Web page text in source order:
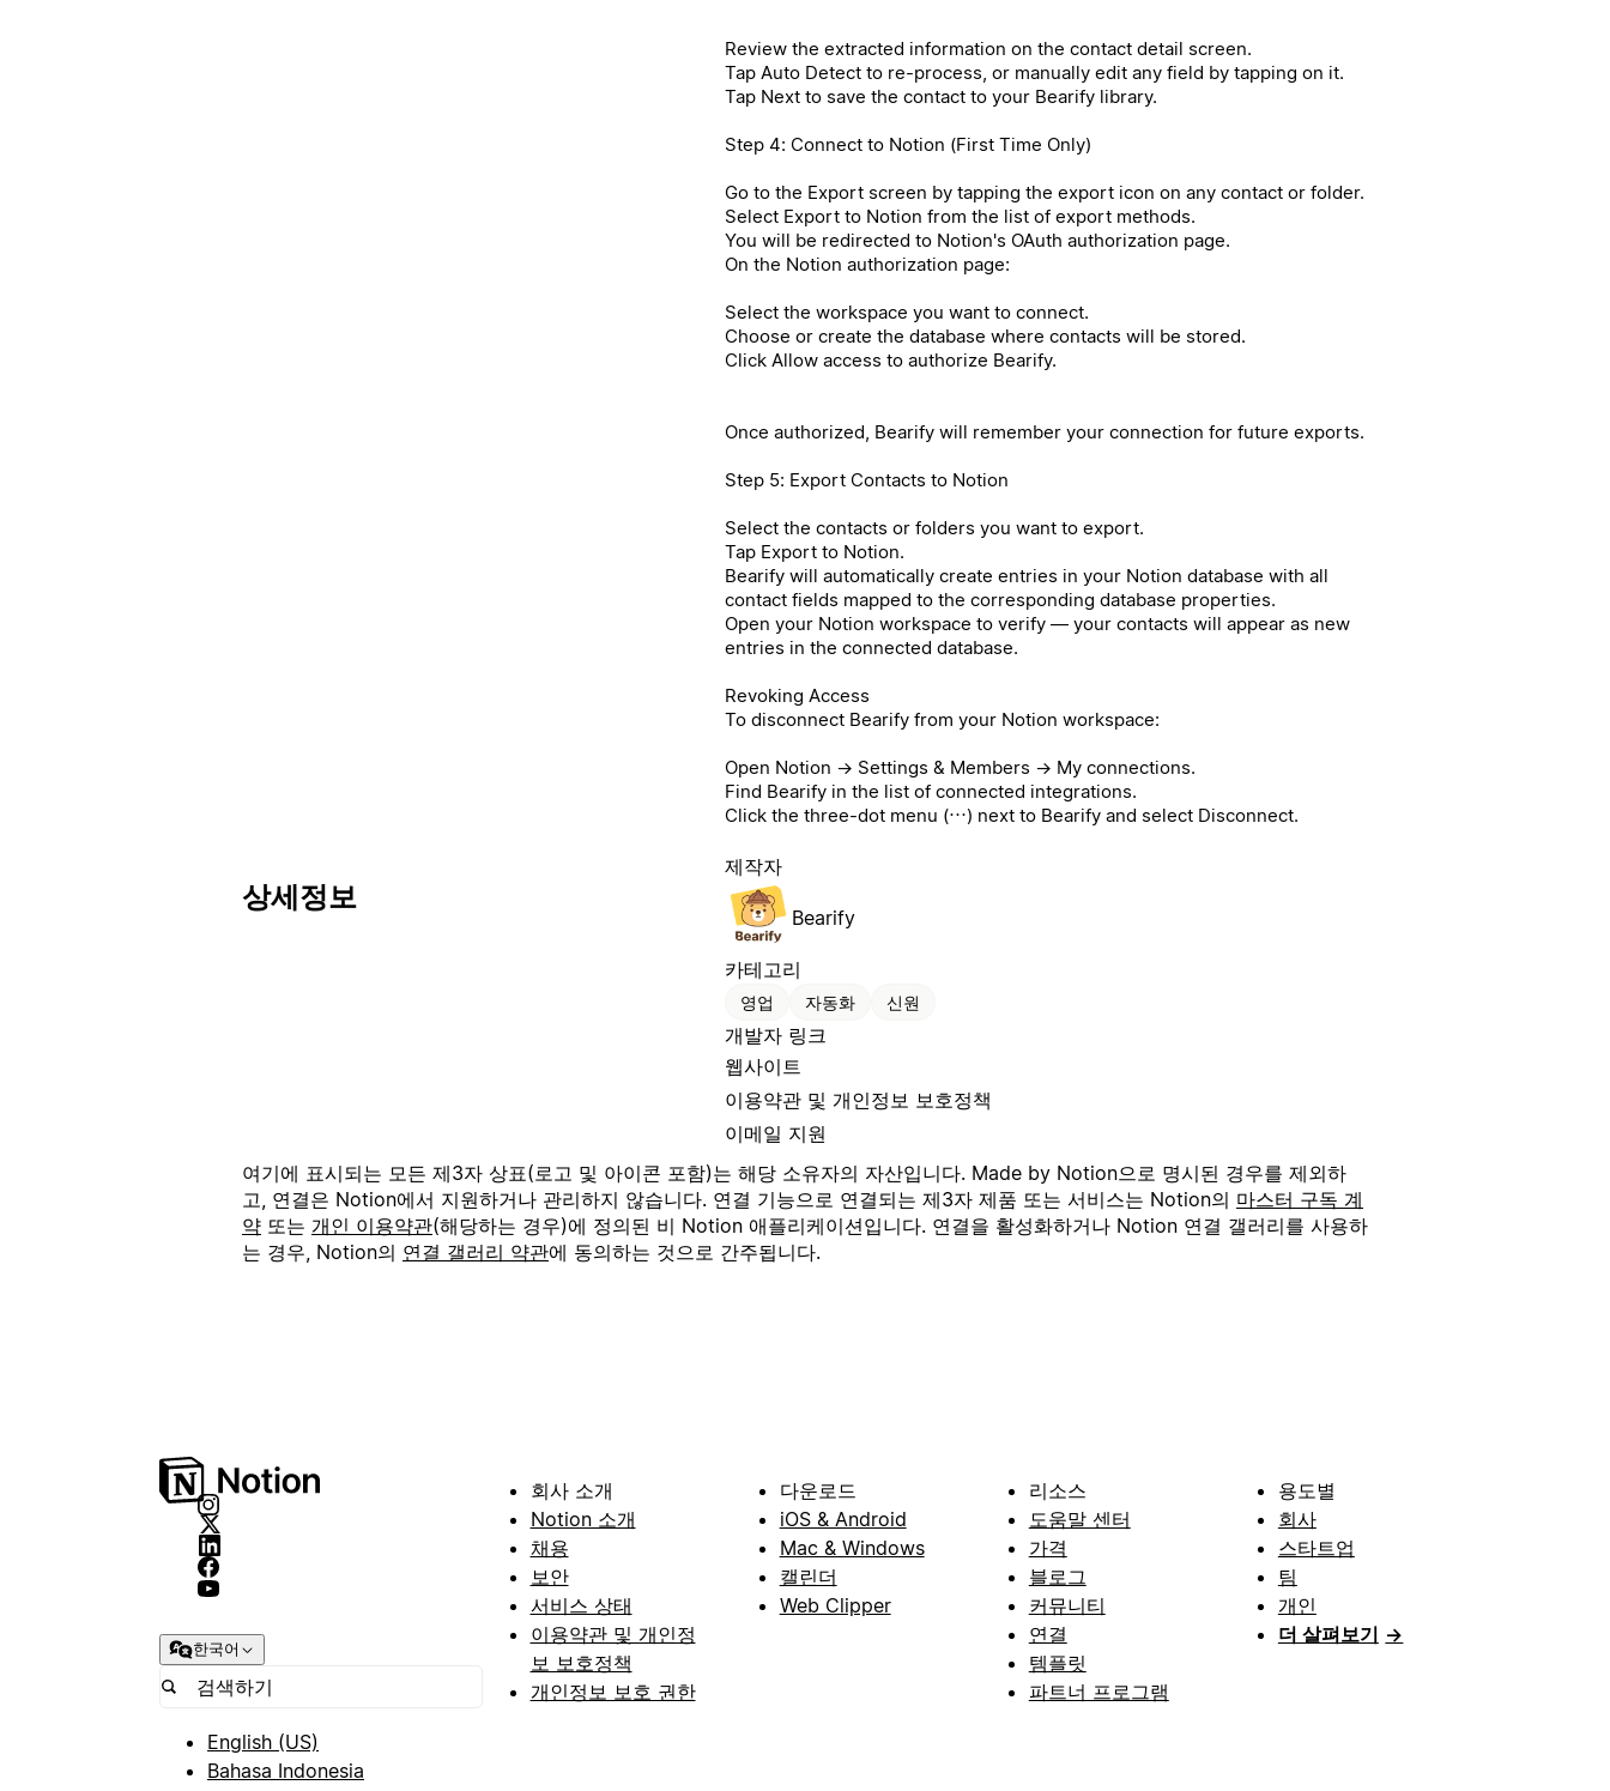
Review the extracted information on the contact detail screen.
Tap Auto Detect to re-process, or manually edit any field by tapping on it.
Tap Next to save the contact to your Bearify library.
Step 4: Connect to Notion (First Time Only)
Go to the Export screen by tapping the export icon on any contact or folder.
Select Export to Notion from the list of export methods.
You will be redirected to Notion's OAuth authorization page.
On the Notion authorization page:
Select the workspace you want to connect.
Choose or create the database where contacts will be stored.
Click Allow access to authorize Bearify.
Once authorized, Bearify will remember your connection for future exports.
Step 5: Export Contacts to Notion
Select the contacts or folders you want to export.
Tap Export to Notion.
Bearify will automatically create entries in your Notion database with all
contact fields mapped to the corresponding database properties.
Open your Notion workspace to verify — your contacts will appear as new
entries in the connected database.
Revoking Access
To disconnect Bearify from your Notion workspace:
Open Notion → Settings & Members → My connections.
Find Bearify in the list of connected integrations.
Click the three-dot menu (⋯) next to Bearify and select Disconnect.
상세정보
제작자
Bearify
카테고리
영업 자동화 신원
개발자 링크
웹사이트
이용약관 및 개인정보 보호정책
이메일 지원
여기에 표시되는 모든 제3자 상표(로고 및 아이콘 포함)는 해당 소유자의 자산입니다. Made by Notion으로 명시된 경우를 제외하
고, 연결은 Notion에서 지원하거나 관리하지 않습니다. 연결 기능으로 연결되는 제3자 제품 또는 서비스는 Notion의 마스터 구독 계
약 또는 개인 이용약관(해당하는 경우)에 정의된 비 Notion 애플리케이션입니다. 연결을 활성화하거나 Notion 연결 갤러리를 사용하
는 경우, Notion의 연결 갤러리 약관에 동의하는 것으로 간주됩니다.
한국어
English (US)
Bahasa Indonesia
회사 소개
Notion 소개
채용
보안
서비스 상태
이용약관 및 개인정
보 보호정책
개인정보 보호 권한
다운로드
iOS & Android
Mac & Windows
캘린더
Web Clipper
리소스
도움말 센터
가격
블로그
커뮤니티
연결
템플릿
파트너 프로그램
용도별
회사
스타트업
팀
개인
더 살펴보기 →